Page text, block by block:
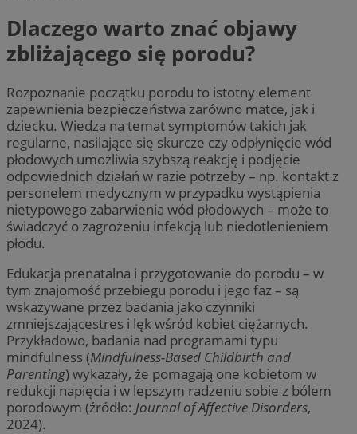
Dlaczego warto znać objawy
zbliżającego się porodu?
Rozpoznanie początku porodu to istotny element
zapewnienia bezpieczeństwa zarówno matce, jak i
dziecku. Wiedza na temat symptomów takich jak
regularne, nasilające się skurcze czy odpłynięcie wód
płodowych umożliwia szybszą reakcję i podjęcie
odpowiednich działań w razie potrzeby – np. kontakt z
personelem medycznym w przypadku wystąpienia
nietypowego zabarwienia wód płodowych – może to
świadczyć o zagrożeniu infekcją lub niedotlenieniem
płodu.
Edukacja prenatalna i przygotowanie do porodu – w
tym znajomość przebiegu porodu i jego faz – są
wskazywane przez badania jako czynniki
zmniejszającestres i lęk wśród kobiet ciężarnych.
Przykładowo, badania nad programami typu
mindfulness (Mindfulness-Based Childbirth and
Parenting) wykazały, że pomagają one kobietom w
redukcji napięcia i w lepszym radzeniu sobie z bólem
porodowym (źródło: Journal of Affective Disorders,
2024).